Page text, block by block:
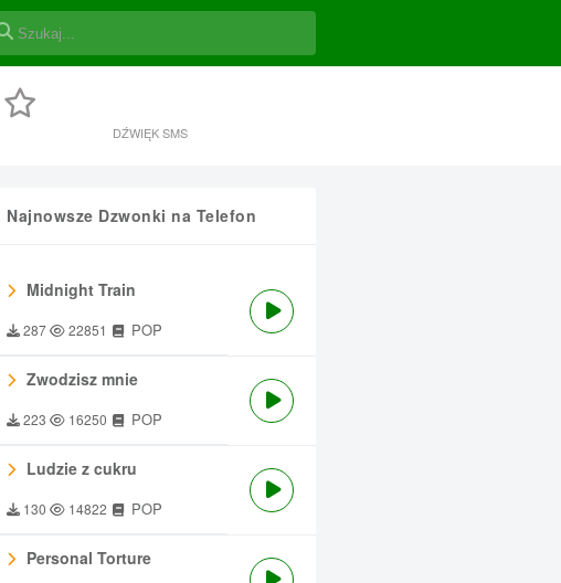
DŹWIĘK SMS
Najnowsze Dzwonki na Telefon
Midnight Train
287 22851 POP
Zwodzisz mnie
223 16250 POP
Ludzie z cukru
130 14822 POP
Personal Torture